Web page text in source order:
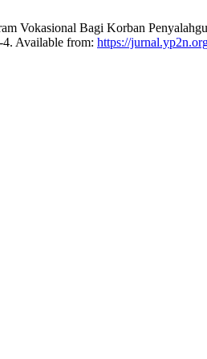
Vokasional Bagi Korban
Available from: https://